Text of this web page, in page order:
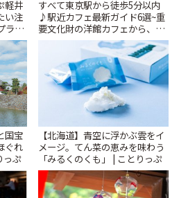
軽井
い注
ラリ
すべて東京駅から徒歩5分以内
♪駅近カフェ最新ガイド6選~重
要文化財の洋館カフェから、改
札すぐのレトロ喫茶まで~ | こと
国宝
ぐれ
っぷ
【北海道】青空に浮かぶ雲をイ
メージ。てん菜の恵みを味わう
「みるくのくも」 | ことりっぷ